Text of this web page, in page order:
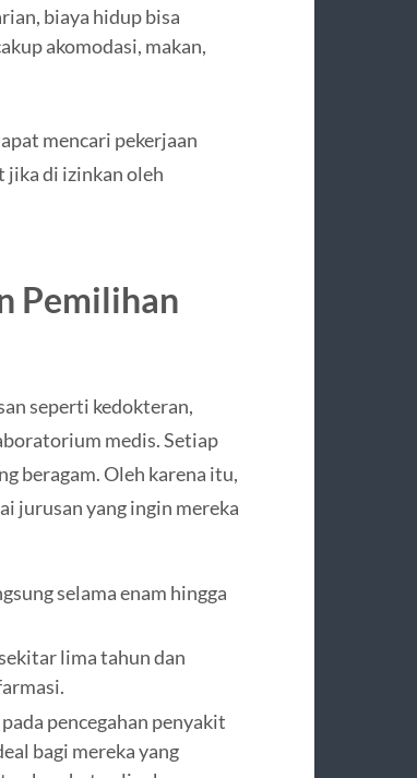
biaya hidup bisa
akomodasi, makan,
mencari pekerjaan
jika di izinkan oleh
Pemilihan
seperti kedokteran,
medis. Setiap
beragam. Oleh karena itu,
jurusan yang ingin mereka
selama enam hingga
lima tahun dan
pencegahan penyakit
bagi mereka yang